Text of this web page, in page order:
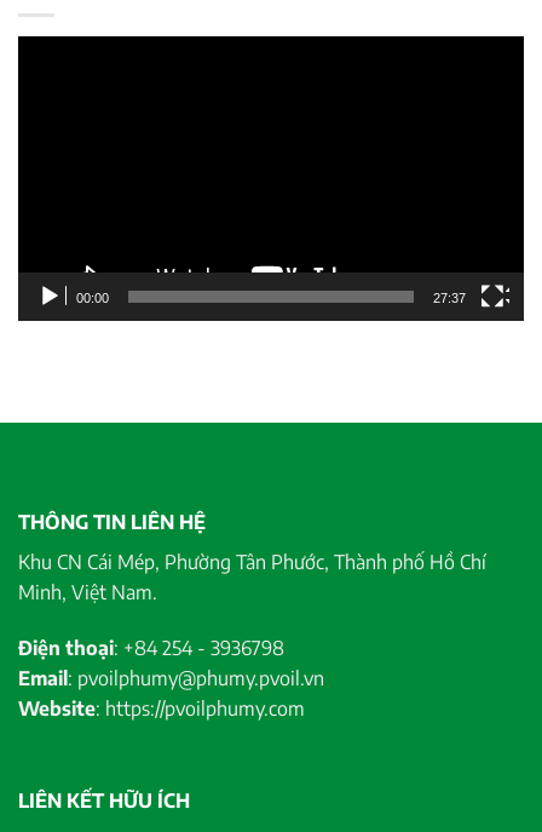
00:00 27:37
THÔNG TIN LIÊN HỆ
Khu CN Cái Mép, Phường Tân Phước, Thành phố Hồ Chí
Minh, Việt Nam.
Điện thoại: +84 254 - 3936798
Email : pvoilphumy@phumy.pvoil.vn
Website: https://pvoilphumy.com
LIÊN KẾT HỮU ÍCH